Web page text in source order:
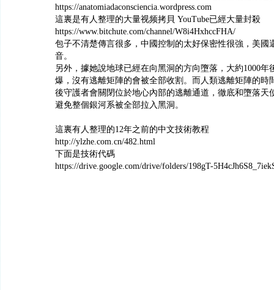
https://anatomiadaconsciencia.wordpress.com
這裏是有人整理的大量视频拷貝 YouTube已經大量封殺
https://www.bitchute.com/channel/W8i4HxhccFHA/
包子不清楚傳言很多，中國控制的太好保密性很強，美國
音。
另外，據她說地球已經在向黑洞的方向墮落，大約1000年
爆，沒有逃離矩陣的會被全部收割。而人類逃離矩陣的時
後守護者會關閉位於地心內部的逃離通道，徹底和墮落天
避免整個銀河系被全部拉入黑洞。
這裏有人整理的12年之前的中文技術教程
http://ylzhe.com.cn/482.html
下面是技術代碼
https://drive.google.com/drive/folders/198gT-